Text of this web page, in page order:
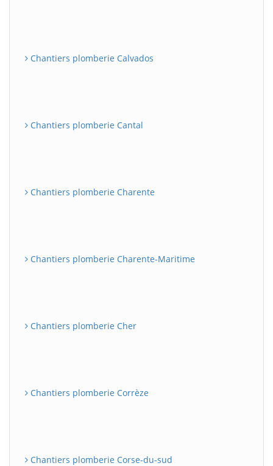
Chantiers plomberie Calvados
Chantiers plomberie Cantal
Chantiers plomberie Charente
Chantiers plomberie Charente-Maritime
Chantiers plomberie Cher
Chantiers plomberie Corrèze
Chantiers plomberie Corse-du-sud